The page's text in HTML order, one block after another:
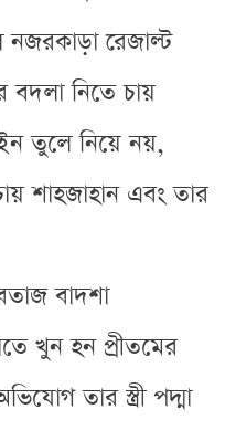
নজরকাড়া রেজাল্ট
বদলা নিতে চায়
তুলে নিয়ে নয়,
শাহজাহান এবং তার
বাদশা
খুন হন প্রীতমের
তার স্ত্রী পদ্মা